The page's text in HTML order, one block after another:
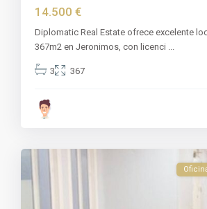
14.500 €
Diplomatic Real Estate ofrece excelente
367m2 en Jeronimos, con licenci ...
3 367